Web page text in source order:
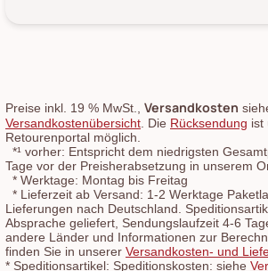
Preise inkl. 19 % MwSt., Versandkosten
Versandkostenübersicht . Die Rücksendung ist
Retourenportal möglich.
*¹ vorher: Entspricht dem niedrigsten
Tage vor der Preisherabsetzung in unserem
* Werktage: Montag bis Freitag
* Lieferzeit ab Versand: 1-2 Werktage
Lieferungen nach Deutschland.
Absprache geliefert, Sendungslaufzeit 4-6
andere Länder und Informationen zur
finden Sie in unserer Versandkosten- und
* Speditionsartikel: Speditionskosten: siehe